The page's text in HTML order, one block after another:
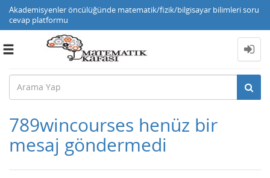
Akademisyenler öncülüğünde matematik/fizik/bilgisayar bilimleri soru
cevap platformu
Toggle
789wincourses henüz bir
mesaj göndermedi